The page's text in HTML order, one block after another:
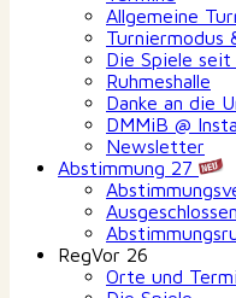
Allgemeine
Turniermodus
Die Spiele seit
Ruhmeshalle
Danke an die
DMMiB @
Newsletter
Abstimmung 27
RegVor 26
Orte und